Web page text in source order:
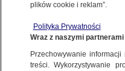
Stalina oblany
8.05.2015, 13:53
plików cookie i reklam”.
Polityka Prywatności
Wraz z naszymi
Przechowywanie
treści. Wykorzystywanie